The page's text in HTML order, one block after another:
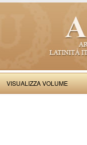
VISUALIZZA VOLUME